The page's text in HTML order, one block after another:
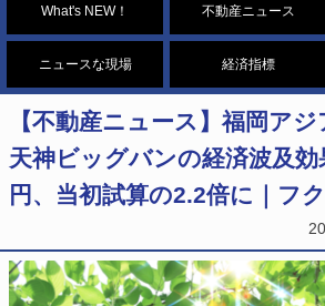
What's NEW！ 不動産ニュース
ニュースな現場 経済指標
【不動産ニュース】福岡ア
天神ビッグバンの経済波及
円、当初試算の2.2倍に｜フ